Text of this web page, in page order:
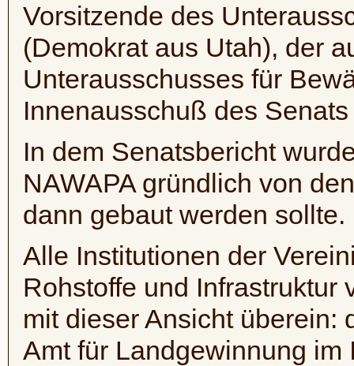
Vorsitzende des
(Demokrat aus Utah), der
Unterausschusses für
Innenausschuß des Senats
In dem Senatsbericht
NAWAPAgründlich von
dann gebaut werden sollte.
Alle Institutionen der
Rohstoffe und Infrastruktur
mit dieser Ansicht überein:
Amt für Landgewinnung im